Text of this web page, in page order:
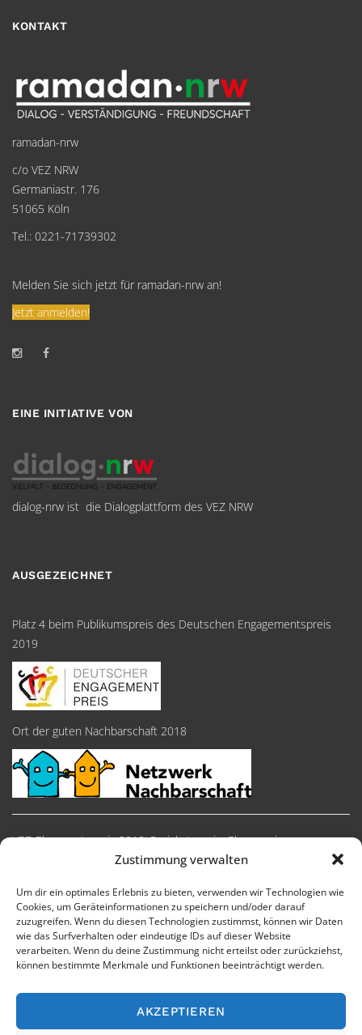
Zustimmung verwalten
Um dir ein optimales Erlebnis zu bieten, verwenden wir Technologien wie
Cookies, um Geräteinformationen zu speichern und/oder darauf
zuzugreifen. Wenn du diesen Technologien zustimmst, können wir Daten
wie das Surfverhalten oder eindeutige IDs auf dieser Website
verarbeiten. Wenn du deine Zustimmung nicht erteilst oder zurückziehst,
können bestimmte Merkmale und Funktionen beeinträchtigt werden.
AKZEPTIEREN
KONTAKT
ramadan-nrw
c/o VEZ NRW
Germaniastr. 176
51065 Köln
Tel.: 0221-71739302
Melden Sie sich jetzt für ramadan-nrw an!
Jetzt anmelden!
EINE INITIATIVE VON
dialog-nrw ist die Dialogplattform des VEZ NRW
AUSGEZEICHNET
Platz 4 beim Publikumspreis des Deutschen Engagementspreis
2019
Ort der guten Nachbarschaft 2018
VEZ-Ehrenamtspreis 2018, Preiskategorie: Ehrenpreise